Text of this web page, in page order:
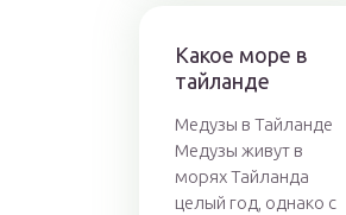
Какое море в
тайланде
Медузы в Тайланде
Медузы живут в
морях Тайланда
целый год, однако с